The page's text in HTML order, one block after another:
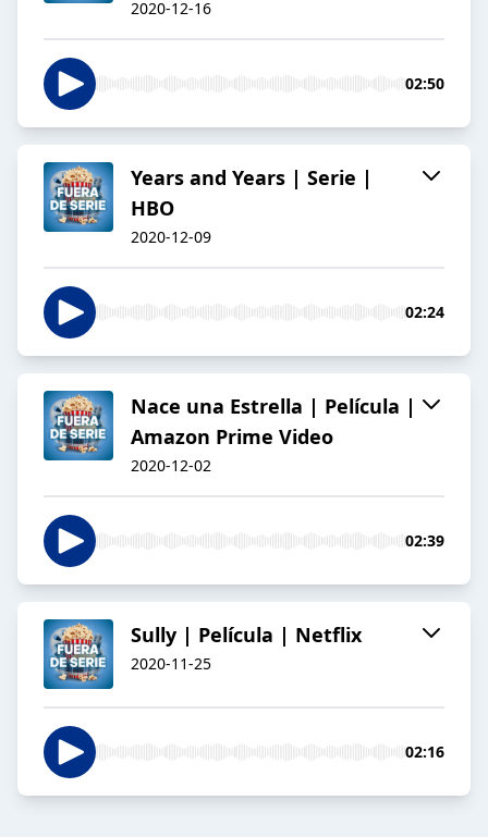
2020-12-16
02:50
Years and Years | Serie |
HBO
2020-12-09
02:24
Nace una Estrella | Película |
Amazon Prime Video
2020-12-02
02:39
Sully | Película | Netflix
2020-11-25
02:16